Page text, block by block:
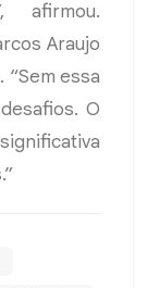
afirmou.
Araujo
essa
O